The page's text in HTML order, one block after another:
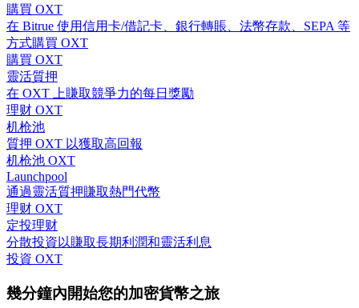
交易策略
學習如何保持盈利
購買 OXT
在 Bitrue 使用信用卡/借記卡、銀行轉賬、法幣存款、SEPA 等
方式購買 OXT
購買 OXT
靈活質押
在 OXT 上賺取競爭力的每日獎勵
理财 OXT
机枪池
質押 OXT 以獲取高回報
机枪池 OXT
Launchpool
通過靈活質押賺取熱門代幣
理财 OXT
定投理财
分散投資以賺取長期利潤和靈活利息
投資 OXT
幾分鐘內開始您的加密貨幣之旅